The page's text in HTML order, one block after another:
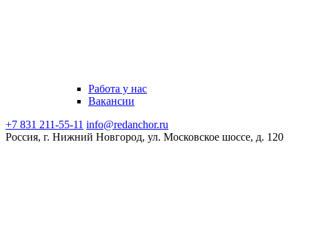
Работа у нас
Вакансии
+7 831 211-55-11 info@redanchor.ru
Россия, г. Нижний Новгород, ул. Московское шоссе, д. 120